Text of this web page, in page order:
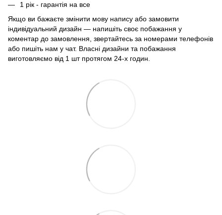
1 рік - гарантія на все
Якщо ви бажаєте змінити мову напису або замовити
індивідуальний дизайн — напишіть своє побажання у
коментар до замовлення, звертайтесь за номерами телефонів
або пишіть нам у чат. Власні дизайни та побажання
виготовляємо від 1 шт протягом 24-х годин.